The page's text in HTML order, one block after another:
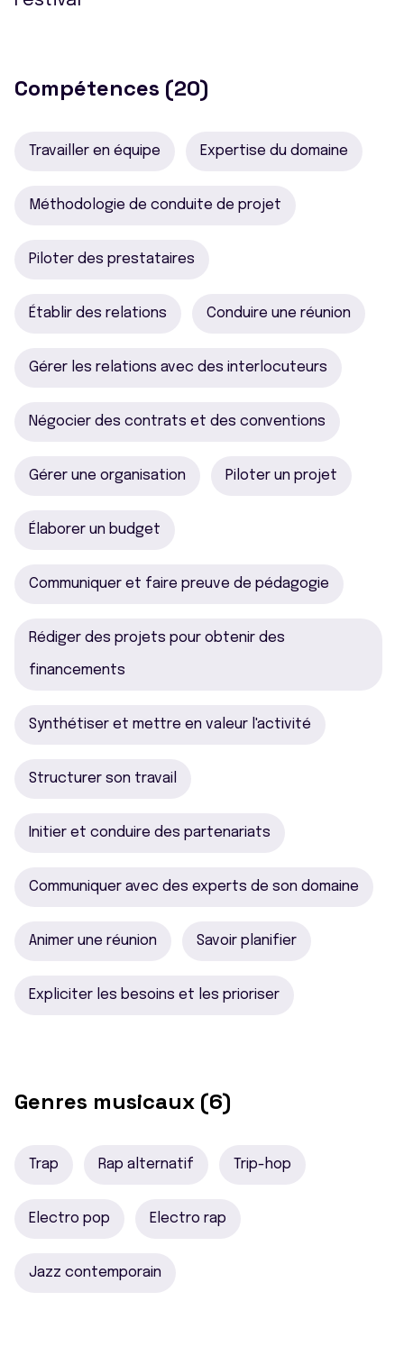
Compétences (20)
Travailler en équipe Expertise du domaine
Méthodologie de conduite de projet
Piloter des prestataires
Établir des relations Conduire une réunion
Gérer les relations avec des interlocuteurs
Négocier des contrats et des conventions
Gérer une organisation Piloter un projet
Élaborer un budget
Communiquer et faire preuve de pédagogie
Rédiger des projets pour obtenir des
financements
Synthétiser et mettre en valeur l'activité
Structurer son travail
Initier et conduire des partenariats
Communiquer avec des experts de son domaine
Animer une réunion Savoir planifier
Expliciter les besoins et les prioriser
Genres musicaux (6)
Trap Rap alternatif Trip-hop
Electro pop Electro rap
Jazz contemporain